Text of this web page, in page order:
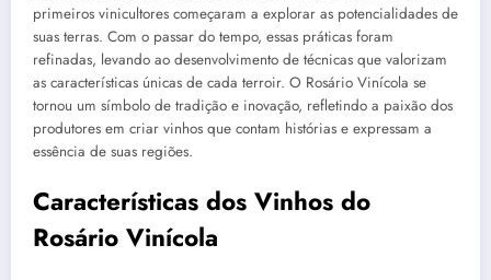
primeiros vinicultores começaram a explorar as potencialidades de
suas terras. Com o passar do tempo, essas práticas foram
refinadas, levando ao desenvolvimento de técnicas que valorizam
as características únicas de cada terroir. O Rosário Vinícola se
tornou um símbolo de tradição e inovação, refletindo a paixão dos
produtores em criar vinhos que contam histórias e expressam a
essência de suas regiões.
Características dos Vinhos do
Rosário Vinícola